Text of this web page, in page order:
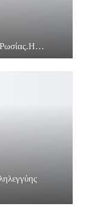
Ρωσίας.Η…